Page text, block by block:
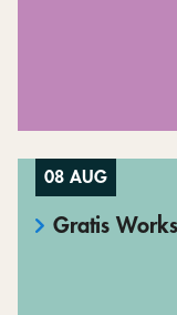
08 AUG
Gratis